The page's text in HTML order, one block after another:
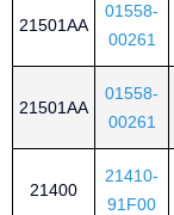
21501AA
01558-
00261
21501AA
01558-
00261
21400
21410-
91F00